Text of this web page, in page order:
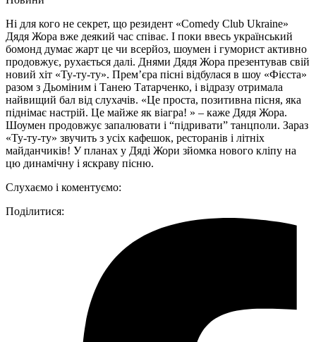
Ні для кого не секрет, що резидент «Comedy Club Ukraine»
Дядя Жора вже деякий час співає. І поки ввесь український
бомонд думає жарт це чи всерйоз, шоумен і гуморист активно
продовжує, рухається далі. Днями Дядя Жора презентував свій
новий хіт «Ту-ту-ту». Прем’єра пісні відбулася в шоу «Фієста»
разом з Дьоміним і Танею Татарченко, і відразу отримала
найвищий бал від слухачів. «Це проста, позитивна пісня, яка
піднімає настрій. Це майже як віагра! » – каже Дядя Жора.
Шоумен продовжує запалювати і “підривати” танцполи. Зараз
«Ту-ту-ту» звучить з усіх кафешок, ресторанів і літніх
майданчиків! У планах у Дяді Жори зйомка нового кліпу на
цю динамічну і яскраву пісню.
Слухаємо і коментуємо:
Поділитися: